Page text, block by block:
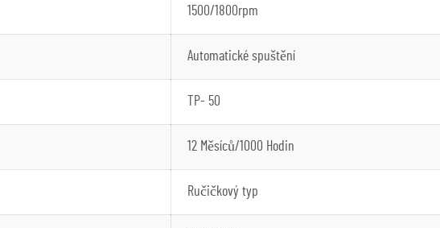
1500/1800rpm
Automatické spuštění
TP- 50
12 Měsíců/1000 Hodin
Ručičkový typ